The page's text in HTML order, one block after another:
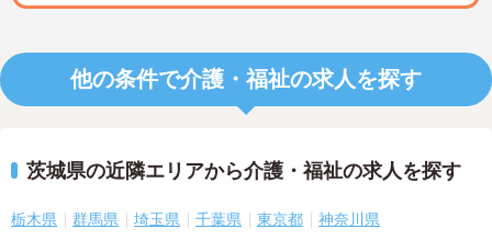
他の条件で介護・福祉の求人を探す
茨城県の近隣エリアから介護・福祉の求人を探す
栃木県 群馬県 埼玉県 千葉県 東京都 神奈川県